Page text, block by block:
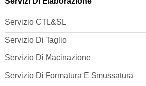
Servizio CTL&SL
Servizio Di Taglio
Servizio Di Macinazione
Servizio Di Formatura E Smussatura